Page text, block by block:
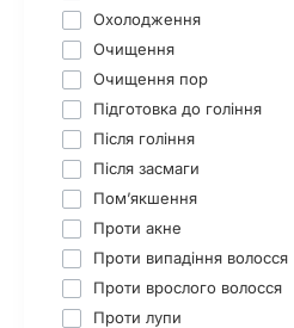
Охолодження
Очищення
Очищення пор
Підготовка до гоління
Після гоління
Після засмаги
Пом’якшення
Проти акне
Проти випадіння волосся
Проти врослого волосся
Проти лупи